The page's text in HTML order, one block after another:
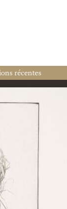
récentes